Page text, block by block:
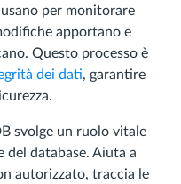
per monitorare
apportano e
Questo processo è
dei dati, garantire
svolge un ruolo vitale
del database. Aiuta a
autorizzato, traccia le